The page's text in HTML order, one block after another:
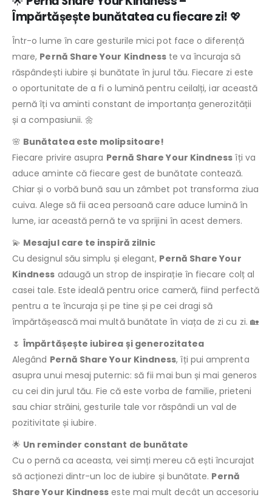
Împărtășește bunătatea cu fiecare zi! 💖
Într-o lume în care gesturile mici pot face o diferență
mare, Pernă Share Your Kindness te va încuraja să
răspândești iubire și bunătate în jurul tău. Fiecare zi este
o oportunitate de a fi o lumină pentru ceilalți, iar această
pernă îți va aminti constant de importanța generozității
și a compasiunii. 🌼
🌸 Bunătatea este molipsitoare!
Fiecare privire asupra Pernă Share Your Kindness îți va
aduce aminte că fiecare gest de bunătate contează.
Chiar și o vorbă bună sau un zâmbet pot transforma ziua
cuiva. Alege să fii acea persoană care aduce lumină în
lume, iar această pernă te va sprijini în acest demers.
💫 Mesajul care te inspiră zilnic
Cu designul său simplu și elegant, Pernă Share Your
Kindness adaugă un strop de inspirație în fiecare colț al
casei tale. Este ideală pentru orice cameră, fiind perfectă
pentru a te încuraja și pe tine și pe cei dragi să
împărtășească mai multă bunătate în viața de zi cu zi. 🏡
🌷Împărtășește iubirea și generozitatea
Alegând Pernă Share Your Kindness, îți pui amprenta
asupra unui mesaj puternic: să fii mai bun și mai generos
cu cei din jurul tău. Fie că este vorba de familie, prieteni
sau chiar străini, gesturile tale vor răspândi un val de
pozitivitate și iubire.
🌟 Un reminder constant de bunătate
Cu o pernă ca aceasta, vei simți mereu că ești încurajat
să acționezi dintr-un loc de iubire și bunătate. Pernă
Share Your Kindness este mai mult decât un accesoriu